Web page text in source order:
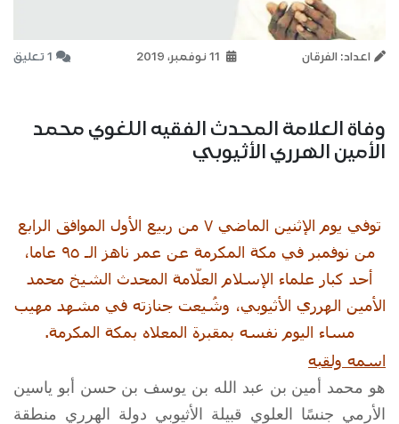
اعداد: الفرقان 1 تعليق
وفاة العلامة المحدث الفقيه اللغوي محمد
الأمين الهرري الأثيوبي
توفي يوم الإثنين الماضي ٧ من ربيع الأول الموافق الرابع
من نوفمبر في مكة المكرمة عن عمر ناهز الـ ٩٥ عاما،
أحد كبار علماء الإسلام العلّامة المحدث الشيخ محمد
الأمين الهرري الأثيوبي، وشُيعت جنازته في مشهد مهيب
مساء اليوم نفسه بمقبرة المعلاه بمكة المكرمة.
اسمه ولقبه
هو محمد أمين بن عبد الله بن يوسف بن حسن أبو ياسين
الأرمي جنسًا العلوي قبيلة الأثيوبي دولة الهرري منطقة